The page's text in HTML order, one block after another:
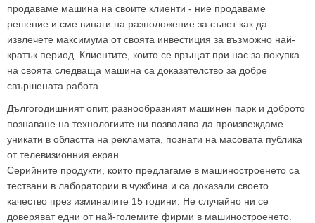
продаваме машина на своите клиенти - ние продаваме
решение и сме винаги на разположение за съвет как да
извлечете максимума от своята инвестиция за възможно най-
кратък период. Клиентите, които се връщат при нас за покупка
на своята следваща машина са доказателство за добре
свършената работа.
Дългогодишният опит, разнообразният машинен парк и доброто
познаване на технологиите ни позволява да произвеждаме
уникати в областта на рекламата, познати на масовата публика
от телевизионния екран.
Серийните продукти, които предлагаме в машиностроенето са
тествани в лаборатории в чужбина и са доказали своето
качество през изминалите 15 години. Не случайно ни се
доверяват едни от най-големите фирми в машиностроенето.